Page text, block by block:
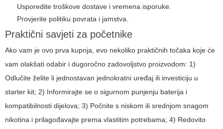
Usporedite troškove dostave i vremena isporuke.
Provjerite politiku povrata i jamstva.
Praktični savjeti za početnike
Ako vam je ovo prva kupnja, evo nekoliko praktičnih točaka koje će
vam olakšati odabir i dugoročno zadovoljstvo proizvodom: 1)
Odlučite želite li jednostavan jednokratni uređaj ili investiciju u
starter kit; 2) Informirajte se o sigurnom punjenju baterija i
kompatibilnosti dijelova; 3) Počnite s niskom ili srednjom snagom
nikotina i prilagođavajte prema vlastitim potrebama; 4) Redovito